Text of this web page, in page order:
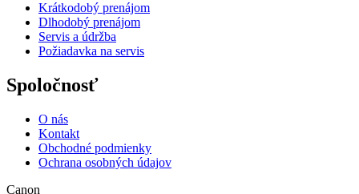
Krátkodobý prenájom
Dlhodobý prenájom
Servis a údržba
Požiadavka na servis
Spoločnosť
O nás
Kontakt
Obchodné podmienky
Ochrana osobných údajov
Canon